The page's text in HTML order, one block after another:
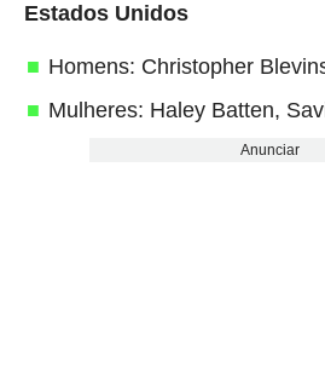
Estados Unidos
Homens: Christopher
Mulheres: Haley Batten,
Anunciar